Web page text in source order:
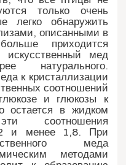
только очень
легко обнаружить
описанными в
приходится
искусственный мед
натурального.
к кристаллизации
соотношений
и глюкозы к
остается в жидком
соотношения
и менее 1,8. При
меда
методами